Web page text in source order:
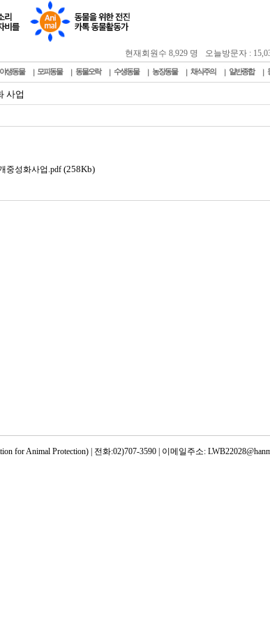
현재회원수 8,929 명 오늘방문자 :
야생동물 모피동물 동물오락 수생동물 농장동물 채식주의 일반종합
사업
중성화사업.pdf (258Kb)
for Animal Protection) | 전화:02)707-3590 | 이메일주소: